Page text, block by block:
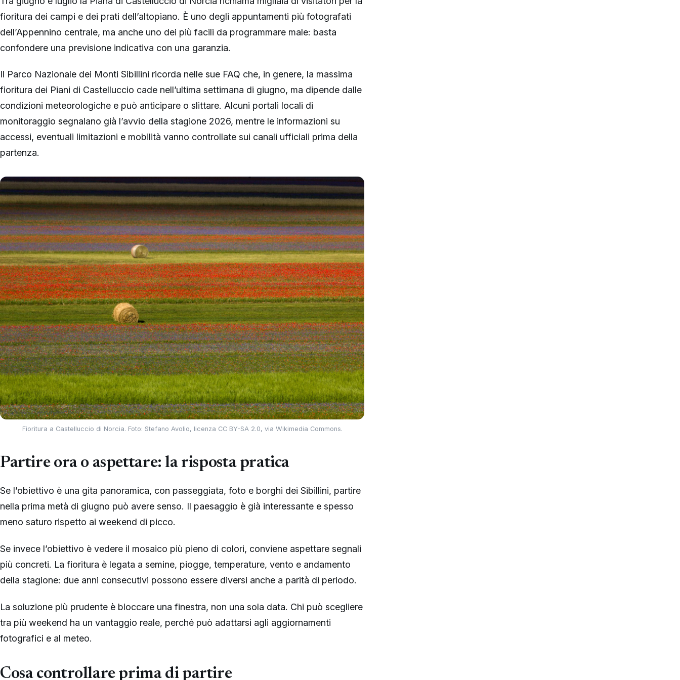
fioritura dei campi e dei prati dell’altopiano. È uno degli appuntamenti più fotografati
dell’Appennino centrale, ma anche uno dei più facili da programmare male: basta
confondere una previsione indicativa con una garanzia.
Il Parco Nazionale dei Monti Sibillini ricorda nelle sue FAQ che, in genere, la massima
fioritura dei Piani di Castelluccio cade nell’ultima settimana di giugno, ma dipende dalle
condizioni meteorologiche e può anticipare o slittare. Alcuni portali locali di
monitoraggio segnalano già l’avvio della stagione 2026, mentre le informazioni su
accessi, eventuali limitazioni e mobilità vanno controllate sui canali ufficiali prima della
partenza.
Fioritura a Castelluccio di Norcia. Foto: Stefano Avolio, licenza CC BY-SA 2.0, via Wikimedia Commons.
Partire ora o aspettare: la risposta pratica
Se l’obiettivo è una gita panoramica, con passeggiata, foto e borghi dei Sibillini, partire
nella prima metà di giugno può avere senso. Il paesaggio è già interessante e spesso
meno saturo rispetto ai weekend di picco.
Se invece l’obiettivo è vedere il mosaico più pieno di colori, conviene aspettare segnali
più concreti. La fioritura è legata a semine, piogge, temperature, vento e andamento
della stagione: due anni consecutivi possono essere diversi anche a parità di periodo.
La soluzione più prudente è bloccare una finestra, non una sola data. Chi può scegliere
tra più weekend ha un vantaggio reale, perché può adattarsi agli aggiornamenti
fotografici e al meteo.
Cosa controllare prima di partire